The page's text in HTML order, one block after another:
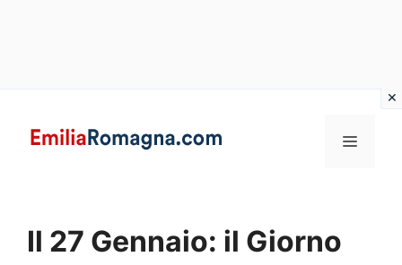
MENU
Il 27 Gennaio: il Giorno